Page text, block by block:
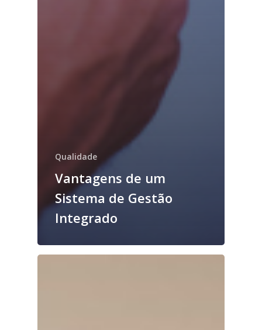
Qualidade
Vantagens de um
Sistema de Gestão
Integrado